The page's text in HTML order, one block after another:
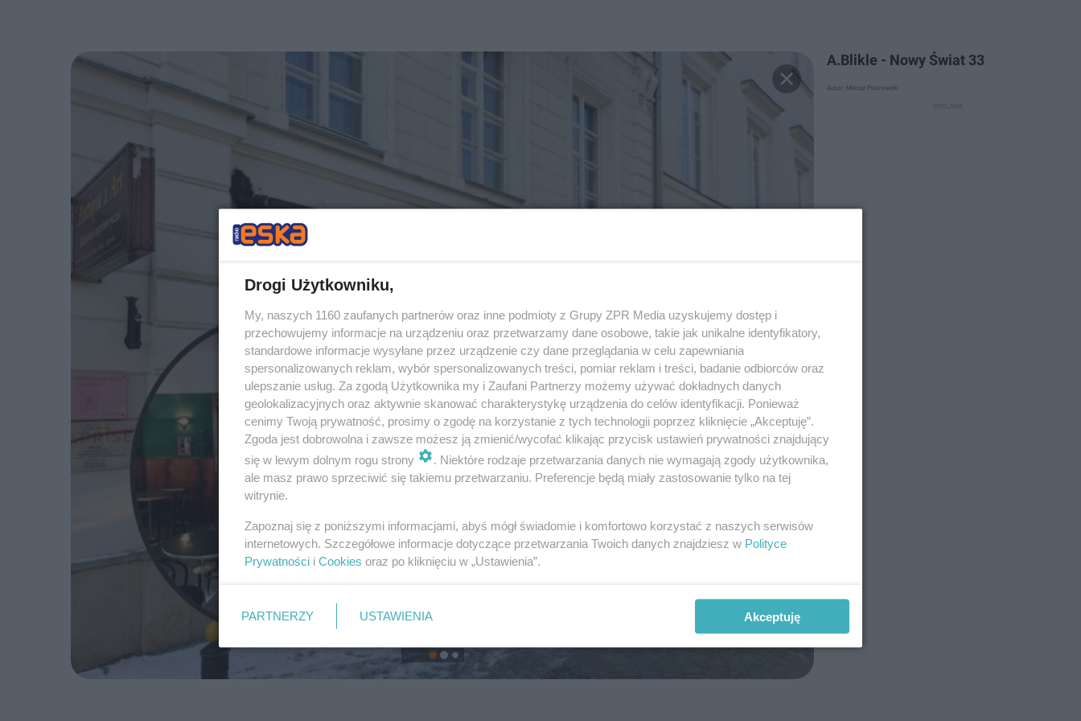
A.Blikle - Nowy Świat 33
Autor: Miłosz Piotrowski
Drogi Użytkowniku,
My, naszych 1160 zaufanych partnerów oraz inne podmioty z Grupy ZPR Media uzyskujemy dostęp i
przechowujemy informacje na urządzeniu oraz przetwarzamy dane osobowe, takie jak unikalne identyfikatory,
standardowe informacje wysyłane przez urządzenie czy dane przeglądania w celu zapewniania
spersonalizowanych reklam, wybór spersonalizowanych treści, pomiar reklam i treści, badanie odbiorców oraz
ulepszanie usług. Za zgodą Użytkownika my i Zaufani Partnerzy możemy używać dokładnych danych
geolokalizacyjnych oraz aktywnie skanować charakterystykę urządzenia do celów identyfikacji. Ponieważ
cenimy Twoją prywatność, prosimy o zgodę na korzystanie z tych technologii poprzez kliknięcie „Akceptuję”.
Zgoda jest dobrowolna i zawsze możesz ją zmienić/wycofać klikając przycisk ustawień prywatności znajdujący
się w lewym dolnym rogu strony
. Niektóre rodzaje przetwarzania danych nie wymagają zgody użytkownika,
ale masz prawo sprzeciwić się takiemu przetwarzaniu. Preferencje będą miały zastosowanie tylko na tej
witrynie.
Zapoznaj się z poniższymi informacjami, abyś mógł świadomie i komfortowo korzystać z naszych serwisów
internetowych. Szczegółowe informacje dotyczące przetwarzania Twoich danych znajdziesz w Polityce
Prywatności i Cookies oraz po kliknięciu w „Ustawienia”.
PARTNERZY USTAWIENIA Akceptuję